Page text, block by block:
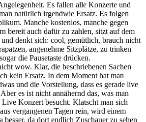
Es fallen alle Konzerte und
natürlich irgendwie Ersatz. Es folgen
Manche kostenlos, manche gegen
bereit auch dafür zu zahlen, sitzt auf dem
und denkt sich: cool, gemütlich, brauch nicht
angenehme Sitzplätze, zu trinken
die Pausetaste drücken.
wow. Klar, die beschriebenen Sachen
kein Ersatz. In dem Moment hat man
und die Vorstellung, dass es gerade live
es ist nicht annähernd das, was man
Konzert besucht. Klatscht man sich
vergangenen Tagen rein, wird einem
besser, da dort endlich Zuschauer zu sehen